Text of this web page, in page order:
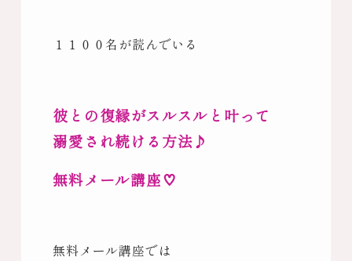
１１００名が読んでいる
彼との復縁がスルスルと叶って
溺愛され続ける方法♪
無料メール講座♡
無料メール講座では